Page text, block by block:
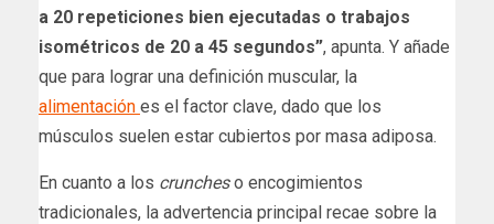
a 20 repeticiones bien ejecutadas o trabajos
isométricos de 20 a 45 segundos”, apunta. Y añade
que para lograr una definición muscular, la
alimentación es el factor clave, dado que los
músculos suelen estar cubiertos por masa adiposa.
En cuanto a los cruncheso encogimientos
tradicionales, la advertencia principal recae sobre la